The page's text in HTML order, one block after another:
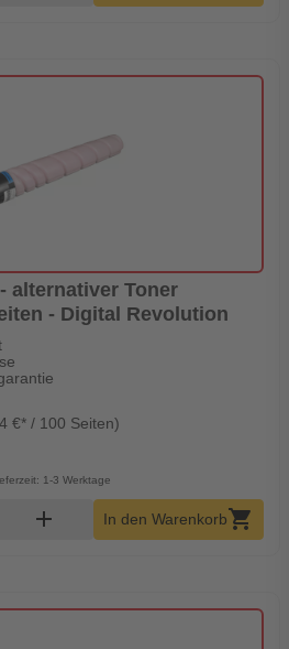
alternativer Toner
- Digital Revolution
€* / 100 Seiten)
1-3 Werktage
Warenkorb Menge
add In den Warenkorb shopping_cart